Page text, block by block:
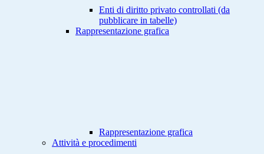
Enti di diritto privato controllati (da
pubblicare in tabelle)
Rappresentazione grafica
Rappresentazione grafica
Attività e procedimenti